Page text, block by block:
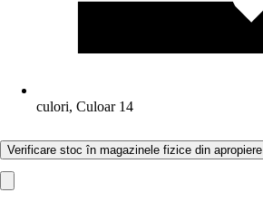
culori, Culoar 14
Verificare stoc în magazinele fizice din apropiere